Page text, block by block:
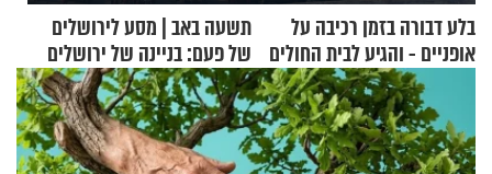
בלע דבורה בזמן רכיבה על
אופניים - והגיע לבית החולים
במצב מסכן חיים
תשעה באב | מסע לירושלים
של פעם: בניינה של ירושלים